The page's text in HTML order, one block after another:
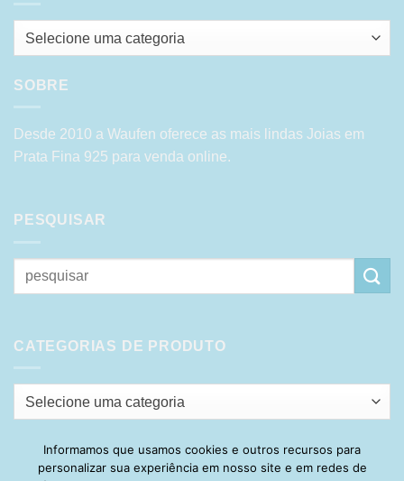
Selecione uma categoria
SOBRE
Desde 2010 a Waufen oferece as mais lindas Joias em
Prata Fina 925 para venda online.
PESQUISAR
Pesquisar
por:
CATEGORIAS DE PRODUTO
Selecione uma categoria
Visa PayPal Stripe MasterCard
Cash
Informamos que usamos cookies e outros recursos para
personalizar sua experiência em nosso site e em redes de